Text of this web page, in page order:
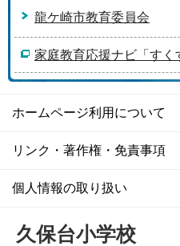
龍ケ崎市教育委員会
家庭教育応援ナビ「すく
ホームページ利用について
リンク・著作権・免責事項
個人情報の取り扱い
久保台小学校